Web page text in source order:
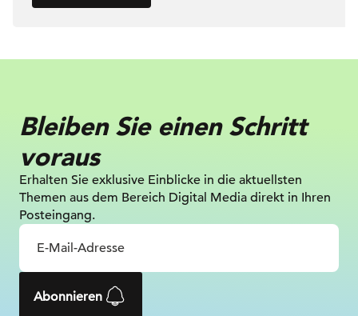
Bleiben Sie einen Schritt
voraus
Erhalten Sie exklusive Einblicke in die aktuellsten
Themen aus dem Bereich Digital Media direkt in Ihren
Posteingang.
Abonnieren